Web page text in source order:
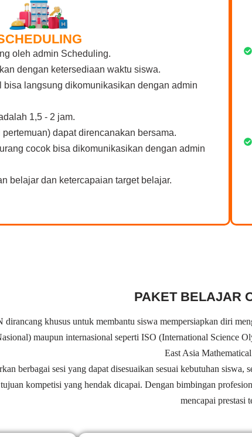
oleh admin Scheduling.
dengan ketersediaan waktu siswa.
bisa langsung dikomunikasikan dengan admin
1,5 - 2 jam.
dapat direncanakan bersama.
cocok bisa dikomunikasikan dengan admin
belajar dan ketercapaian target belajar.
PAKET BELAJAR
dirancang khusus untuk membantu siswa mempersiapkan diri
maupun internasional seperti ISO (International
East Asia
berbagai sesi yang dapat disesuaikan sesuai kebutuhan
kompetisi yang hendak dicapai. Dengan bimbingan
mencapai prestasi